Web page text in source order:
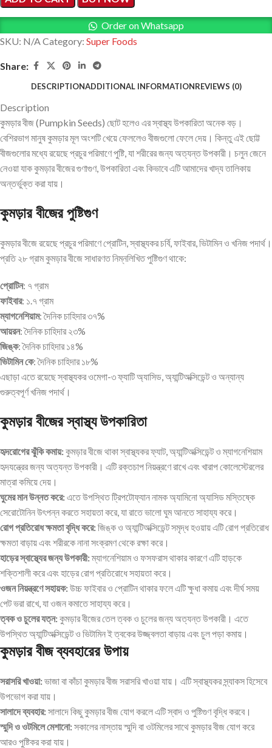
Order on Whatsapp
SKU: N/ACategory: Super Foods
Share:
DESCRIPTIONADDITIONAL INFORMATIONREVIEWS (0)
Description
কুমড়ার বীজ (Pumpkin Seeds) ছোট হলেও এর স্বাস্থ্য উপকারিতা অনেক বড়।
বেশিরভাগ মানুষ কুমড়ার মূল অংশটি খেয়ে ফেললেও বীজগুলো ফেলে দেয়। কিন্তু এই ছোট্ট
বীজগুলোর মধ্যে রয়েছে প্রচুর পরিমাণে পুষ্টি, যা শরীরের জন্য অত্যন্ত উপকারী। চলুন জেনে
নেওয়া যাক কুমড়ার বীজের গুণাগুণ, উপকারিতা এবং কিভাবে এটি আমাদের খাদ্য তালিকায়
অন্তর্ভুক্ত করা যায়।
কুমড়ার বীজের পুষ্টিগুণ
কুমড়ার বীজে রয়েছে প্রচুর পরিমাণে প্রোটিন, স্বাস্থ্যকর চর্বি, ফাইবার, ভিটামিন ও খনিজ পদার্থ।
প্রতি ২৮ গ্রাম কুমড়ার বীজে সাধারণত নিম্নলিখিত পুষ্টিগুণ থাকে:
প্রোটিন: ৭ গ্রাম
ফাইবার: ১.৭ গ্রাম
ম্যাগনেশিয়াম: দৈনিক চাহিদার ৩৭%
আয়রন: দৈনিক চাহিদার ২৩%
জিঙ্ক: দৈনিক চাহিদার ১৪%
ভিটামিন কে: দৈনিক চাহিদার ১৮%
এছাড়া এতে রয়েছে স্বাস্থ্যকর ওমেগা-৩ ফ্যাটি অ্যাসিড, অ্যান্টিঅক্সিডেন্ট ও অন্যান্য
গুরুত্বপূর্ণ খনিজ পদার্থ।
কুমড়ার বীজের স্বাস্থ্য উপকারিতা
হৃদরোগের ঝুঁকি কমায়:কুমড়ার বীজে থাকা স্বাস্থ্যকর ফ্যাট, অ্যান্টিঅক্সিডেন্ট ও ম্যাগনেশিয়াম
হৃদযন্ত্রের জন্য অত্যন্ত উপকারী। এটি রক্তচাপ নিয়ন্ত্রণে রাখে এবং খারাপ কোলেস্টেরলের
মাত্রা কমিয়ে দেয়।
ঘুমের মান উন্নত করে:এতে উপস্থিত ট্রিপটোফ্যান নামক অ্যামিনো অ্যাসিড মস্তিষ্কে
সেরোটোনিন উৎপন্ন করতে সহায়তা করে, যা রাতে ভালো ঘুম আনতে সাহায্য করে।
রোগ প্রতিরোধ ক্ষমতা বৃদ্ধি করে:জিঙ্ক ও অ্যান্টিঅক্সিডেন্ট সমৃদ্ধ হওয়ায় এটি রোগ প্রতিরোধ
ক্ষমতা বাড়ায় এবং শরীরকে নানা সংক্রমণ থেকে রক্ষা করে।
হাড়ের স্বাস্থ্যের জন্য উপকারী:ম্যাগনেশিয়াম ও ফসফরাস থাকার কারণে এটি হাড়কে
শক্তিশালী করে এবং হাড়ের রোগ প্রতিরোধে সহায়তা করে।
ওজন নিয়ন্ত্রণে সহায়ক:উচ্চ ফাইবার ও প্রোটিন থাকার ফলে এটি ক্ষুধা কমায় এবং দীর্ঘ সময়
পেট ভরা রাখে, যা ওজন কমাতে সাহায্য করে।
ত্বক ও চুলের যত্ন:কুমড়ার বীজের তেল ত্বক ও চুলের জন্য অত্যন্ত উপকারী। এতে
উপস্থিত অ্যান্টিঅক্সিডেন্ট ও ভিটামিন ই ত্বকের উজ্জ্বলতা বাড়ায় এবং চুল পড়া কমায়।
কুমড়ার বীজ ব্যবহারের উপায়
সরাসরি খাওয়া:ভাজা বা কাঁচা কুমড়ার বীজ সরাসরি খাওয়া যায়। এটি স্বাস্থ্যকর স্ন্যাকস হিসেবে
উপভোগ করা যায়।
সালাদে ব্যবহার:সালাদে কিছু কুমড়ার বীজ যোগ করলে এটি স্বাদ ও পুষ্টিগুণ বৃদ্ধি করবে।
স্মুদি ও ওটমিলে মেশানো:সকালের নাস্তায় স্মুদি বা ওটমিলের সাথে কুমড়ার বীজ যোগ করে
আরও পুষ্টিকর করা যায়।